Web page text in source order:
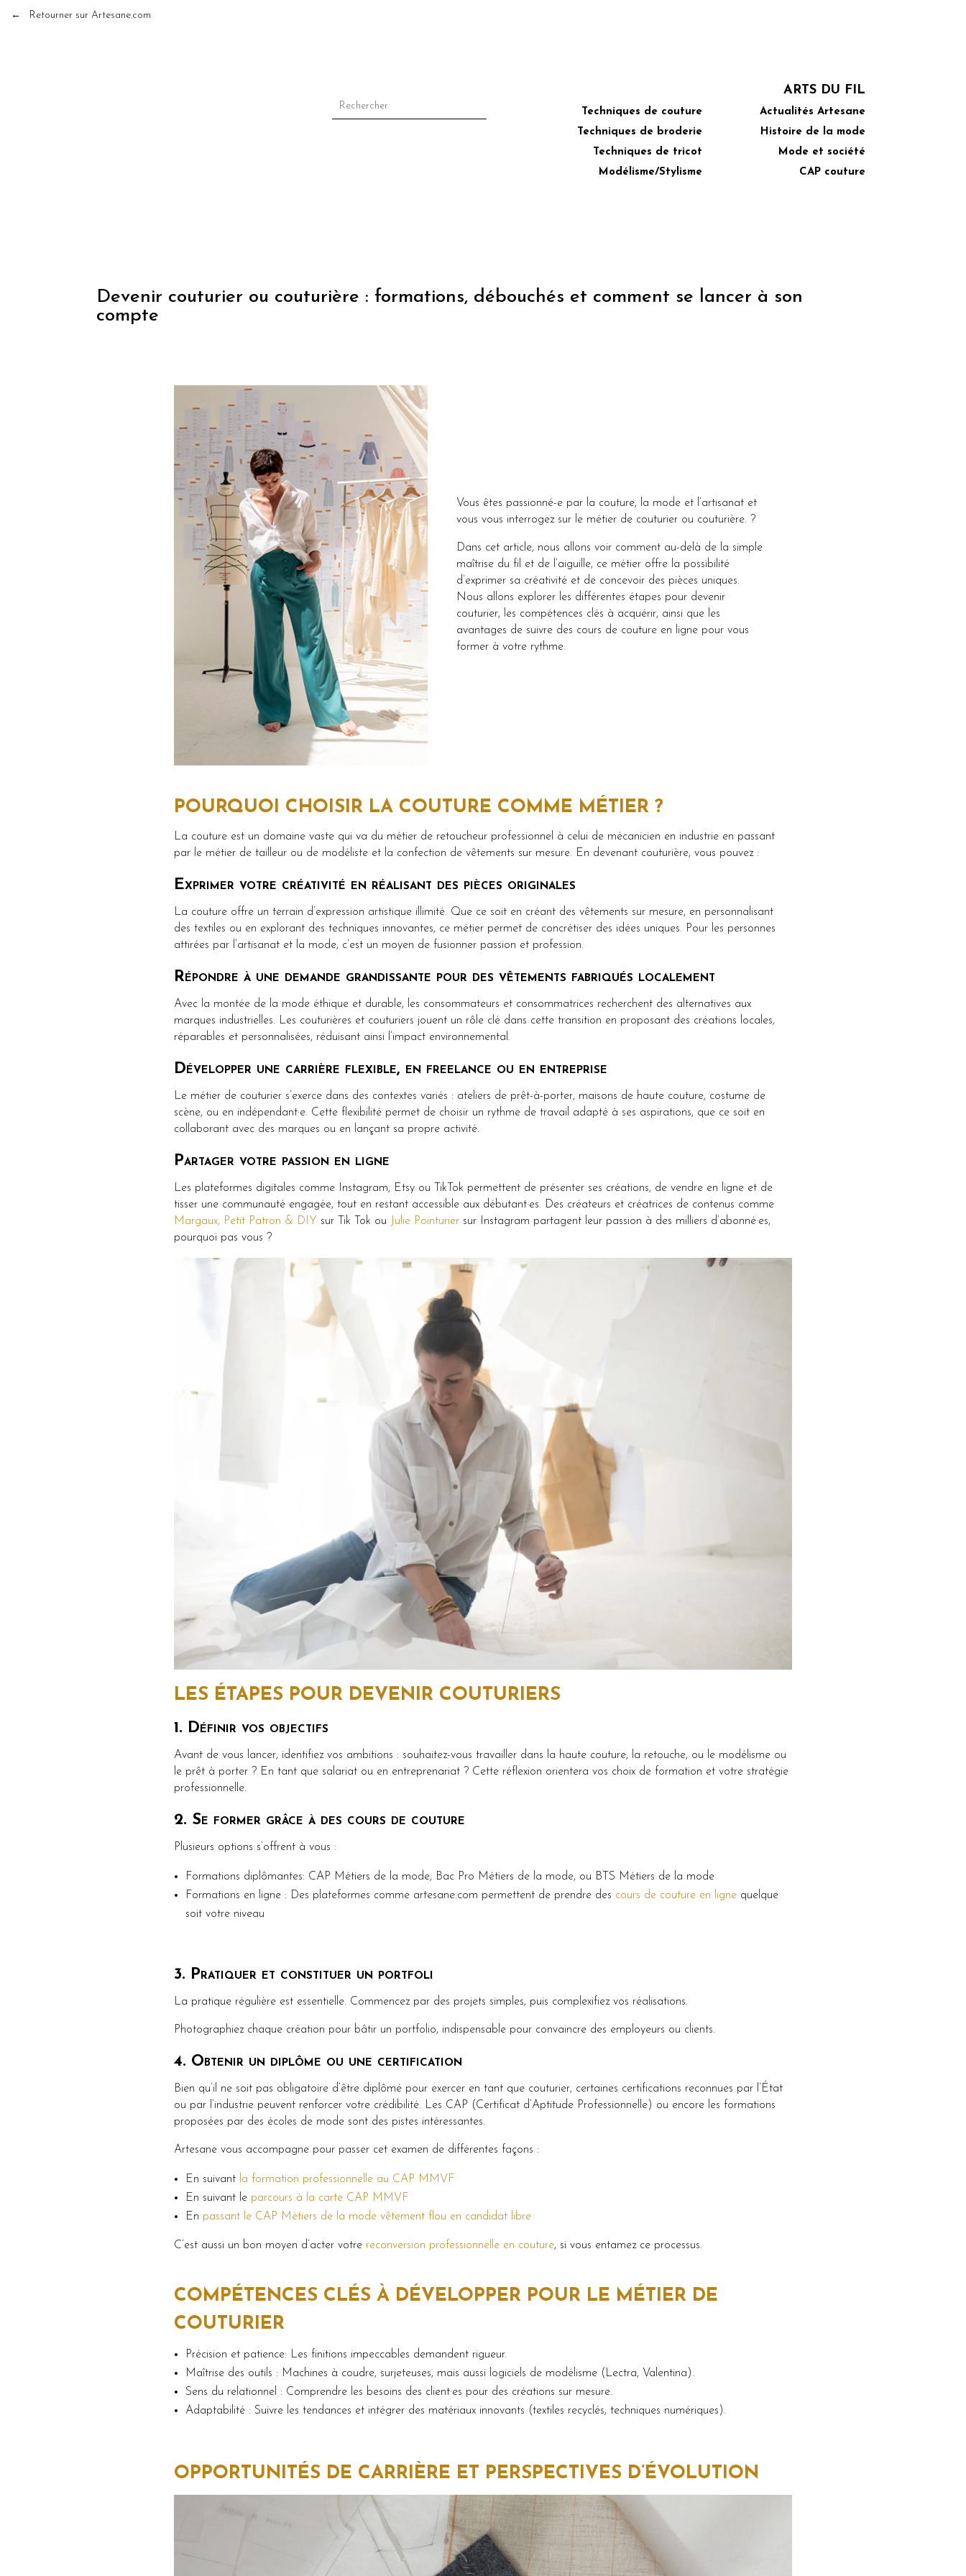
← Retourner sur Artesane.com
Techniques de couture
Techniques de broderie
Techniques de tricot
Modélisme/Stylisme
ARTS DU FIL
Actualités Artesane
Histoire de la mode
Mode et société
CAP couture
Devenir couturier ou couturière : formations, débouchés et comment se lancer à son
compte
Vous êtes passionné-e par la couture, la mode et l’artisanat et
vous vous interrogez sur le métier de couturier ou couturière. ?
Dans cet article, nous allons voir comment au-delà de la simple
maîtrise du fil et de l’aiguille, ce métier offre la possibilité
d’exprimer sa créativité et de concevoir des pièces uniques.
Nous allons explorer les différentes étapes pour devenir
couturier, les compétences clés à acquérir, ainsi que les
avantages de suivre des cours de couture en ligne pour vous
former à votre rythme.
POURQUOI CHOISIR LA COUTURE COMME MÉTIER ?
La couture est un domaine vaste qui va du métier de retoucheur professionnel à celui de mécanicien en industrie en passant
par le métier de tailleur ou de modéliste et la confection de vêtements sur mesure. En devenant couturière, vous pouvez :
Exprimer votre créativité en réalisant des pièces originales
La couture offre un terrain d’expression artistique illimité. Que ce soit en créant des vêtements sur mesure, en personnalisant
des textiles ou en explorant des techniques innovantes, ce métier permet de concrétiser des idées uniques. Pour les personnes
attirées par l’artisanat et la mode, c’est un moyen de fusionner passion et profession.
Répondre à une demande grandissante pour des vêtements fabriqués localement
Avec la montée de la mode éthique et durable, les consommateurs et consommatrices recherchent des alternatives aux
marques industrielles. Les couturières et couturiers jouent un rôle clé dans cette transition en proposant des créations locales,
réparables et personnalisées, réduisant ainsi l’impact environnemental.
Développer une carrière flexible, en freelance ou en entreprise
Le métier de couturier s’exerce dans des contextes variés : ateliers de prêt-à-porter, maisons de haute couture, costume de
scène, ou en indépendant·e. Cette flexibilité permet de choisir un rythme de travail adapté à ses aspirations, que ce soit en
collaborant avec des marques ou en lançant sa propre activité.
Partager votre passion en ligne
Les plateformes digitales comme Instagram, Etsy ou TikTok permettent de présenter ses créations, de vendre en ligne et de
tisser une communauté engagée, tout en restant accessible aux débutant·es. Des créateurs et créatrices de contenus comme
Margaux, Petit Patron & DIY sur Tik Tok ou Julie Pointuriersur Instagram partagent leur passion à des milliers d’abonné·es,
pourquoi pas vous ?
LES ÉTAPES POUR DEVENIR COUTURIERS
1. Définir vos objectifs
Avant de vous lancer, identifiez vos ambitions : souhaitez-vous travailler dans la haute couture, la retouche, ou le modélisme ou
le prêt à porter ? En tant que salariat ou en entreprenariat ? Cette réflexion orientera vos choix de formation et votre stratégie
professionnelle.
2. Se former grâce à des cours de couture
Plusieurs options s’offrent à vous :
Formations diplômantes: CAP Métiers de la mode, Bac Pro Métiers de la mode, ou BTS Métiers de la mode
Formations en ligne : Des plateformes comme artesane.com permettent de prendre des cours de couture en ligne quelque
soit votre niveau
3. Pratiquer et constituer un portfoli
La pratique régulière est essentielle. Commencez par des projets simples, puis complexifiez vos réalisations.
Photographiez chaque création pour bâtir un portfolio, indispensable pour convaincre des employeurs ou clients.
4. Obtenir un diplôme ou une certification
Bien qu’il ne soit pas obligatoire d’être diplômé pour exercer en tant que couturier, certaines certifications reconnues par l’État
ou par l’industrie peuvent renforcer votre crédibilité. Les CAP (Certificat d’Aptitude Professionnelle) ou encore les formations
proposées par des écoles de mode sont des pistes intéressantes.
Artesane vous accompagne pour passer cet examen de différentes façons :
En suivant la formation professionnelle au CAP MMVF
En suivant leparcours à l a carte CAP MMVF
En passant le CAP Métiers de la mode vêtement flou en candidat libre
C’est aussi un bon moyen d’acter votre reconversion professionnelle en couture, si vous entamez ce processus.
COMPÉTENCES CLÉS À DÉVELOPPER POUR LE MÉTIER DE
COUTURIER
Précision et patience: Les finitions impeccables demandent rigueur.
Maîtrise des outils : Machines à coudre, surjeteuses, mais aussi logiciels de modélisme (Lectra, Valentina).
Sens du relationnel : Comprendre les besoins des client·es pour des créations sur mesure.
Adaptabilité : Suivre les tendances et intégrer des matériaux innovants (textiles recyclés, techniques numériques).
OPPORTUNITÉS DE CARRIÈRE ET PERSPECTIVES D’ÉVOLUTION